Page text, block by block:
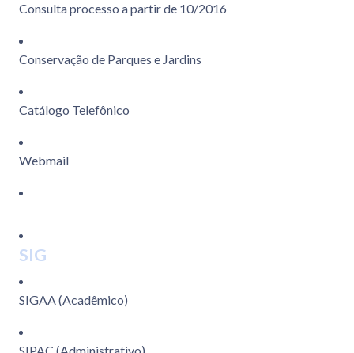
Consulta processo a partir de 10/2016
Conservação de Parques e Jardins
Catálogo Telefônico
Webmail
SIG
SIGAA (Acadêmico)